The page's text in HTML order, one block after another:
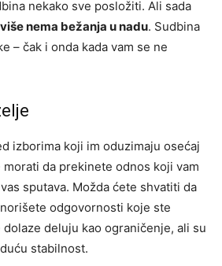
nekako sve posložiti. Ali sada
više nema bežanja u nadu. Sudbina
– čak i onda kada vam se ne
izborima koji im oduzimaju osećaj
da prekinete odnos koji vam
sputava. Možda ćete shvatiti da
odgovornosti koje ste
deluju kao ograničenje, ali su
stabilnost.